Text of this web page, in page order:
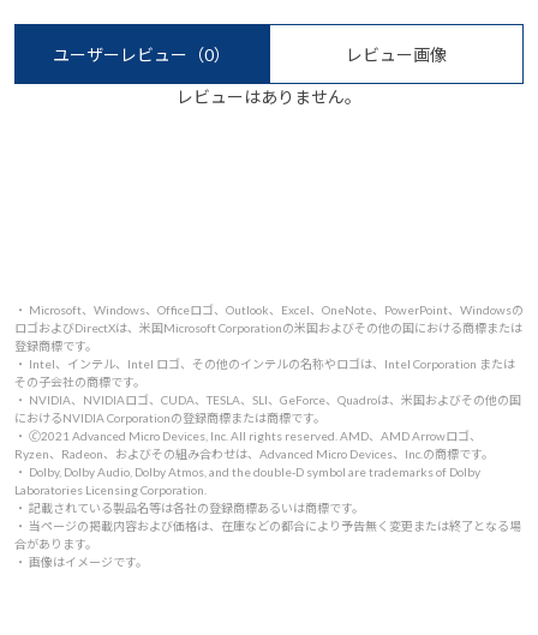
ユーザーレビュー （0） レビュー画像
レビューはありません。
・ Microsoft、Windows、Officeロゴ、Outlook、Excel、OneNote、PowerPoint、Windowsの
ロゴおよびDirectXは、米国Microsoft Corporationの米国およびその他の国における商標または
登録商標です。
・ Intel、インテル、Intel ロゴ、その他のインテルの名称やロゴは、Intel Corporation または
その子会社の商標です。
・ NVIDIA、NVIDIAロゴ、CUDA、TESLA、SLI、GeForce、Quadroは、米国およびその他の国
におけるNVIDIA Corporationの登録商標または商標です。
・ 🄫2021 Advanced Micro Devices, Inc. All rights reserved. AMD、AMD Arrowロゴ、
Ryzen、Radeon、およびその組み合わせは、Advanced Micro Devices、Inc.の商標です。
・ Dolby, Dolby Audio, Dolby Atmos, and the double-D symbol are trademarks of Dolby
Laboratories Licensing Corporation.
・ 記載されている製品名等は各社の登録商標あるいは商標です。
・ 当ページの掲載内容および価格は、在庫などの都合により予告無く変更または終了となる場
合があります。
・ 画像はイメージです。